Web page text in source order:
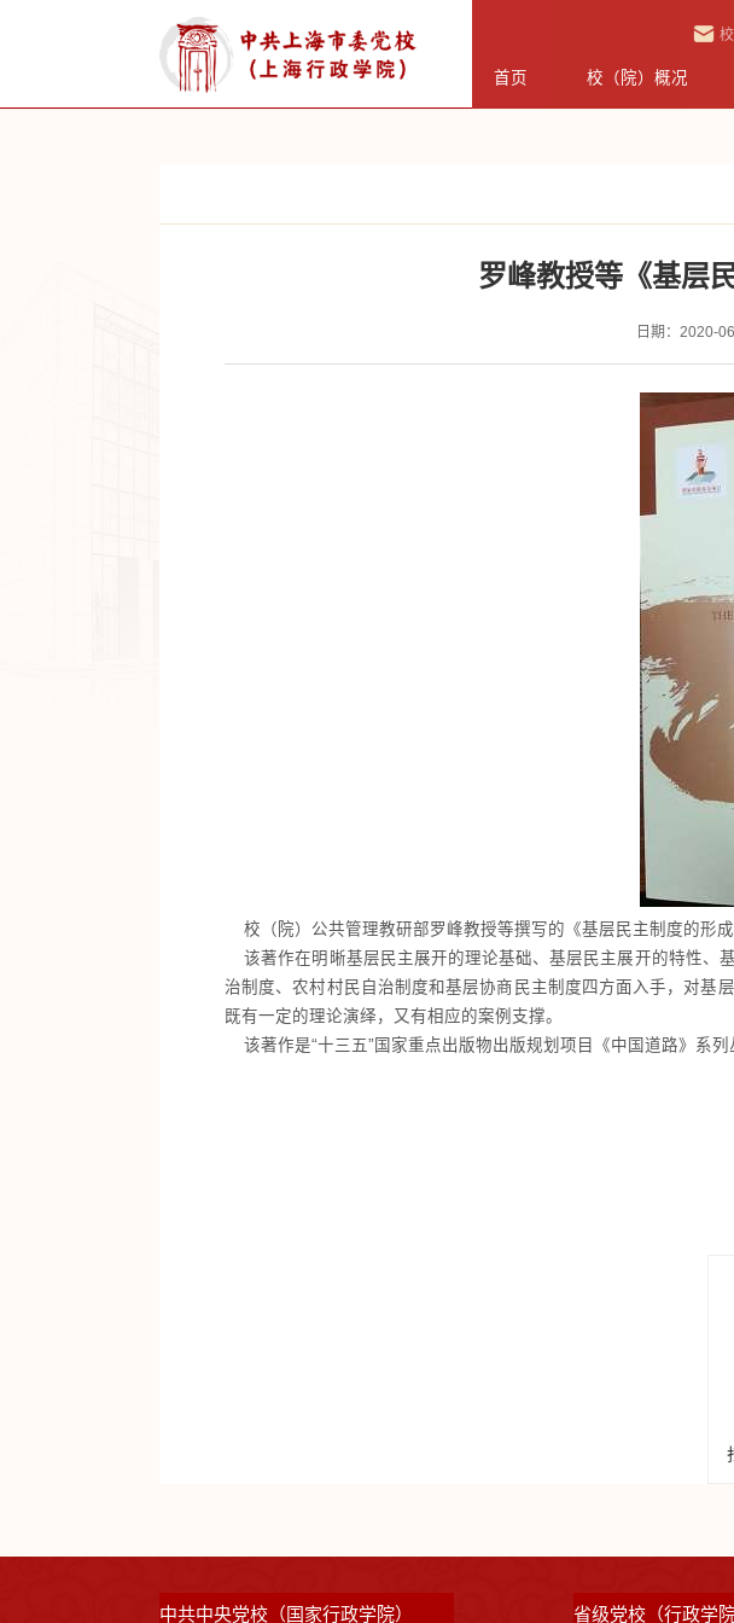
首页 校（院）概况
罗峰教授等《基层
日期：2020-
校（院）公共管理教研部罗峰教授等撰写的《基层民主制度的形
该著作在明晰基层民主展开的理论基础、基层民主展开的特性、
治制度、农村村民自治制度和基层协商民主制度四方面入手，对基
既有一定的理论演绎，又有相应的案例支撑。
该著作是“十三五”国家重点出版物出版规划项目《中国道路》系
中共中央党校（国家行政学院） 省级党校（行政学院